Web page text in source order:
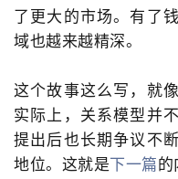
了更大的市场。有了
域也越来越精深。
这个故事这么写，就
实际上，关系模型并
提出后也长期争议不
地位。这就是下一篇的